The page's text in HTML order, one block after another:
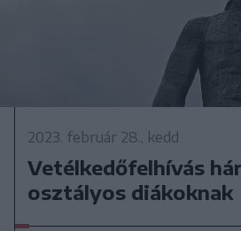
2023. február 28., kedd
Vetélkedőfelhívás
osztályos diákoknak